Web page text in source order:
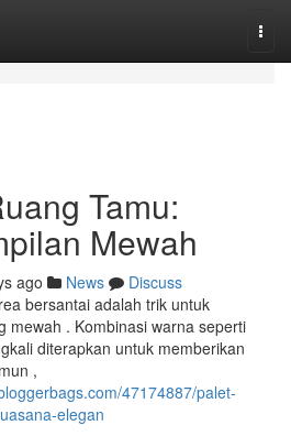
Tamu:
Mewah
ago News
Discuss
bersantai adalah trik untuk
mewah . Kombinasi warna seperti
diterapkan untuk memberikan
,
47174887/palet-
elegan